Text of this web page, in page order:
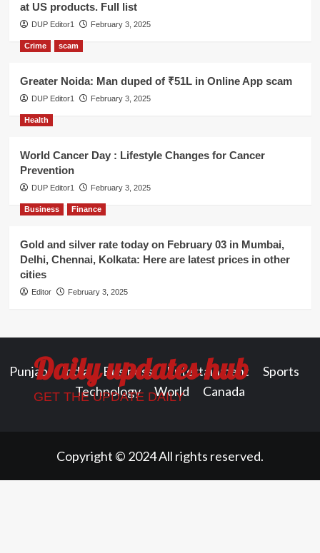
at US products. Full list
DUP Editor1 February 3, 2025
Crime scam
Greater Noida: Man duped of ₹51L in Online App scam
DUP Editor1 February 3, 2025
Health
World Cancer Day : Lifestyle Changes for Cancer
Prevention
DUP Editor1 February 3, 2025
Business Finance
Gold and silver rate today on February 03 in Mumbai,
Delhi, Chennai, Kolkata: Here are latest prices in other
cities
Editor February 3, 2025
Daily updates hub
GET THE UPDATE DAILY
Punjab India Business Entertainment
Sports
Technology
World Canada
Copyright © 2024 All rights reserved.